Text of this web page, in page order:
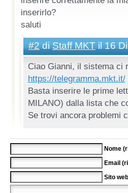
inserirlo?
saluti
#2 di Staff MKT il 16
Ciao Gianni, il sistema ci
https://telegramma.mkt.it/
Basta inserire le prime
MILANO) dalla lista che
Se trovi ancora problemi
Nome
Email
Sito web